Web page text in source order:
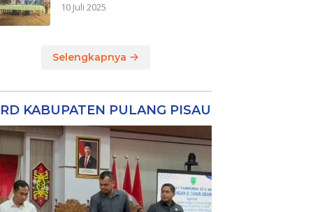
10 Juli 2025
Selengkapnya
KABUPATEN PULANG PISAU